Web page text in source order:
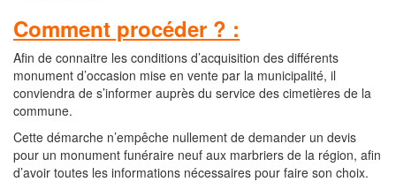
Comment procéder ? :
Afin de connaitre les conditions d’acquisition des différents
monument d’occasion mise en vente par la municipalité, il
conviendra de s’informer auprès du service des cimetières de la
commune.
Cette démarche n’empêche nullement de demander un devis
pour un monument funéraire neuf aux marbriers de la région, afin
d’avoir toutes les informations nécessaires pour faire son choix.